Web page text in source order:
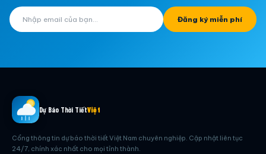
Đăng ký miễn phí
Dự Báo Thời TiếtViệt
Cổng thông tin dự báo thời tiết Việt Nam chuyên nghiệp. Cập nhật liên tục
24/7, chính xác nhất cho mọi tỉnh thành.